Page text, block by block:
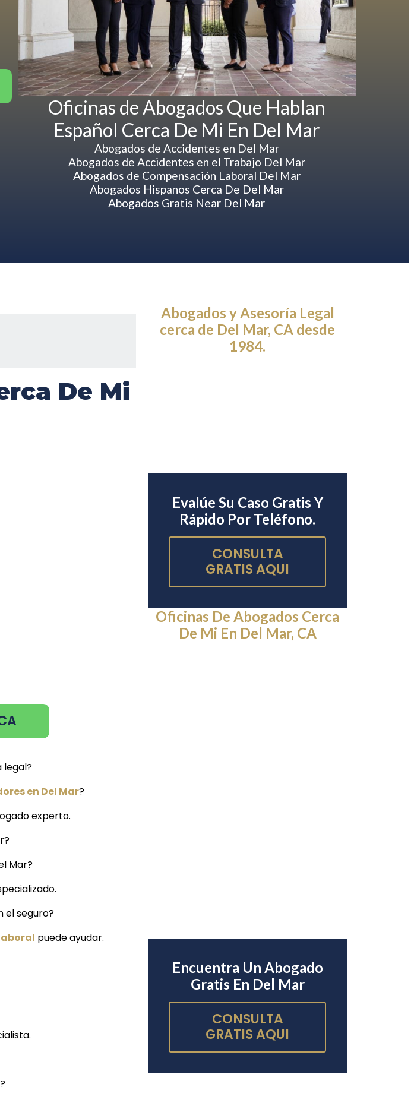
Oficinas de Abogados Que Hablan
Español Cerca De Mi En Del Mar
Abogados de Accidentes en Del Mar
Abogados de Accidentes en el Trabajo Del Mar
Abogados de Compensación Laboral Del Mar
Abogados Hispanos Cerca De Del Mar
Abogados Gratis Near Del Mar
De Mi
legal?
en Del Mar?
experto.
Mar?
el seguro?
puede ayudar.
Abogados y Asesoría Legal
cerca de Del Mar, CA desde
1984.
Evalúe Su Caso Gratis Y
Rápido Por Teléfono.
CONSULTA
GRATIS AQUI
Oficinas De Abogados Cerca
De Mi En Del Mar, CA
Encuentra Un Abogado
Gratis En Del Mar
CONSULTA
GRATIS AQUI